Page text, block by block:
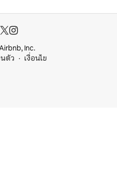
Inc.
ตัว
เงื่อนไข